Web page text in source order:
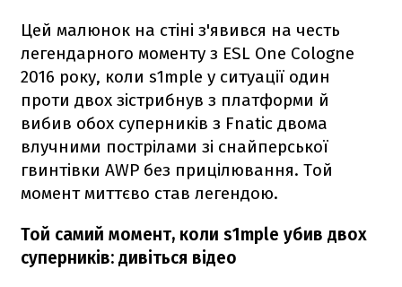
Цей малюнок на стіні з'явився на честь
легендарного моменту з ESL One Cologne
2016 року, коли s1mple у ситуації один
проти двох зістрибнув з платформи й
вибив обох суперників з Fnatic двома
влучними пострілами зі снайперської
гвинтівки AWP без прицілювання. Той
момент миттєво став легендою.
Той самий момент, коли s1mple убив двох
суперників: дивіться відео